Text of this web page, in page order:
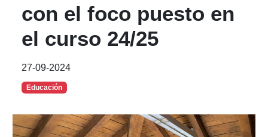
con el foco puesto en
el curso 24/25
27-09-2024
Educación